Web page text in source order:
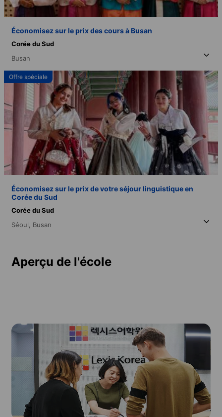
Économisez sur le prix des cours à Busan
Corée du Sud
Busan
Offre spéciale
Économisez sur le prix de votre séjour linguistique en
Corée du Sud
Corée du Sud
Séoul, Busan
Aperçu de l'école